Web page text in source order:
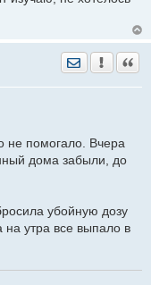
Отправить
не помогало. Вчера
дома забыли, до
убойную дозу
на утра все выпало в